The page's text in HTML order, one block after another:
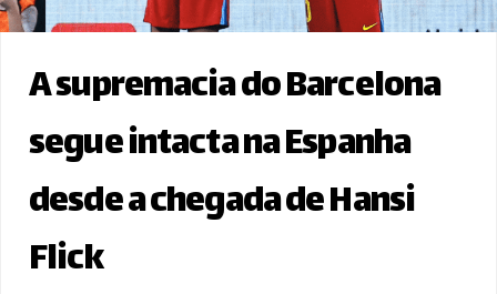
A supremacia do Barcelona
segue intacta na Espanha
desde a chegada de Hansi
Flick